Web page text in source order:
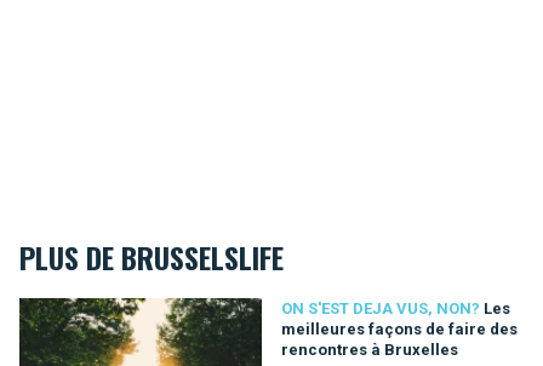
PLUS DE BRUSSELSLIFE
ON S'EST DEJA VUS, NON? Les
meilleures façons de faire des
rencontres à Bruxelles
Les meilleures façons de faire des rencontres à Bruxelles